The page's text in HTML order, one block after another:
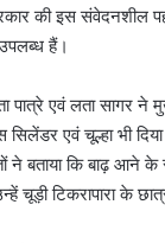
की इस संवेदनशील
हैं।
पात्रे एवं लता सागर
एवं चूल्हा भी
ने बताया कि बाढ़ आने
टिकरापारा के